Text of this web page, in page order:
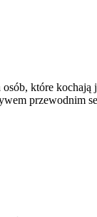
które
przewodnim